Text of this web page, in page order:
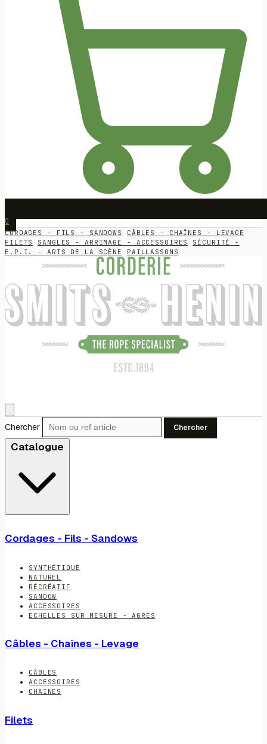
0
CORDAGES - FILS - SANDOWS
CÂBLES - CHAÎNES - LEVAGE
FILETS
SANGLES - ARRIMAGE - ACCESSOIRES
SÉCURITÉ -
E.P.I. - ARTS DE LA SCÈNE
PAILLASSONS
Chercher Chercher
Catalogue
Cordages - Fils - Sandows
SYNTHÉTIQUE
NATUREL
RÉCRÉATIF
SANDOW
ACCESSOIRES
ECHELLES SUR MESURE - AGRÈS
Câbles - Chaînes - Levage
CÂBLES
ACCESSOIRES
CHAINES
Filets